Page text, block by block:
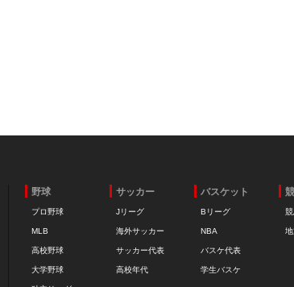
野球
プロ野球
MLB
高校野球
大学野球
サッカー
Jリーグ
海外サッカー
サッカー代表
高校年代
バスケット
Bリーグ
NBA
バスケ代表
学生バスケ